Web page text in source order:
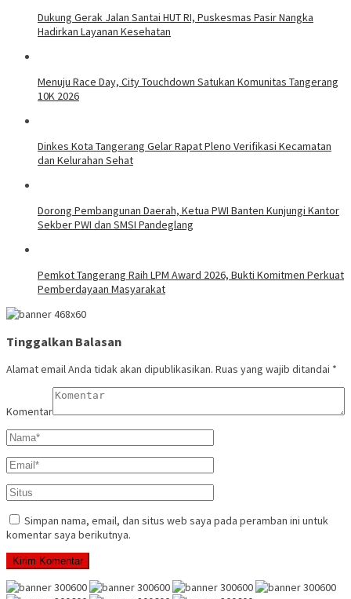
Dukung Gerak Jalan Santai HUT RI, Puskesmas Pasir Nangka
Hadirkan Layanan Kesehatan
Menuju Race Day, City Touchdown Satukan Komunitas Tangerang
10K 2026
Dinkes Kota Tangerang Gelar Rapat Pleno Verifikasi Kecamatan
dan Kelurahan Sehat
Dorong Pembangunan Daerah, Ketua PWI Banten Kunjungi Kantor
Sekber PWI dan SMSI Pandeglang
Pemkot Tangerang Raih LPM Award 2026, Bukti Komitmen Perkuat
Pemberdayaan Masyarakat
Tinggalkan Balasan
Alamat email Anda tidak akan dipublikasikan. Ruas yang wajib ditandai *
Komentar
Simpan nama, email, dan situs web saya pada peramban ini untuk
komentar saya berikutnya.